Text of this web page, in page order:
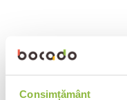
Consimțământ